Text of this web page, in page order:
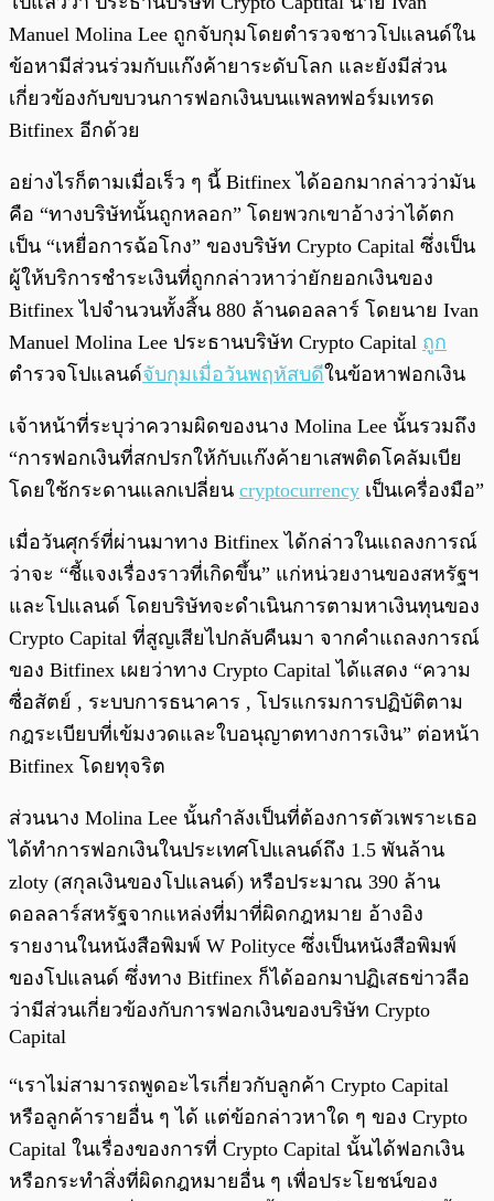
Manuel Molina Lee ถูกจับกุมโดยตำรวจชาวโปแลนด์ใน
ข้อหามีส่วนร่วมกับแก๊งค้ายาระดับโลก และยังมีส่วน
เกี่ยวข้องกับขบวนการฟอกเงินบนแพลทฟอร์มเทรด
Bitfinex อีกด้วย
อย่างไรก็ตามเมื่อเร็ว ๆ นี้ Bitfinex ได้ออกมากล่าวว่ามัน
คือ “ทางบริษัทนั้นถูกหลอก” โดยพวกเขาอ้างว่าได้ตก
เป็น “เหยื่อการฉ้อโกง” ของบริษัท Crypto Capital ซึ่งเป็น
ผู้ให้บริการชำระเงินที่ถูกกล่าวหาว่ายักยอกเงินของ
Bitfinex ไปจำนวนทั้งสิ้น 880 ล้านดอลลาร์ โดยนาย Ivan
Manuel Molina Lee ประธานบริษัท Crypto Capital ถูก
ตำรวจโปแลนด์จับกุมเมื่อวันพฤหัสบดีในข้อหาฟอกเงิน
เจ้าหน้าที่ระบุว่าความผิดของนาง Molina Lee นั้นรวมถึง
“การฟอกเงินที่สกปรกให้กับแก๊งค้ายาเสพติดโคลัมเบีย
โดยใช้กระดานแลกเปลี่ยน cryptocurrency เป็นเครื่องมือ”
เมื่อวันศุกร์ที่ผ่านมาทาง Bitfinex ได้กล่าวในแถลงการณ์
ว่าจะ “ชี้แจงเรื่องราวที่เกิดขึ้น” แก่หน่วยงานของสหรัฐฯ
และโปแลนด์ โดยบริษัทจะดำเนินการตามหาเงินทุนของ
Crypto Capital ที่สูญเสียไปกลับคืนมา จากคำแถลงการณ์
ของ Bitfinex เผยว่าทาง Crypto Capital ได้แสดง “ความ
ซื่อสัตย์ , ระบบการธนาคาร , โปรแกรมการปฏิบัติตาม
กฎระเบียบที่เข้มงวดและใบอนุญาตทางการเงิน” ต่อหน้า
Bitfinex โดยทุจริต
ส่วนนาง Molina Lee นั้นกำลังเป็นที่ต้องการตัวเพราะเธอ
ได้ทำการฟอกเงินในประเทศโปแลนด์ถึง 1.5 พันล้าน
zloty (สกุลเงินของโปแลนด์) หรือประมาณ 390 ล้าน
ดอลลาร์สหรัฐจากแหล่งที่มาที่ผิดกฎหมาย อ้างอิง
รายงานในหนังสือพิมพ์ W Polityce ซึ่งเป็นหนังสือพิมพ์
ของโปแลนด์ ซึ่งทาง Bitfinex ก็ได้ออกมาปฏิเสธข่าวลือ
ว่ามีส่วนเกี่ยวข้องกับการฟอกเงินของบริษัท Crypto
Capital
“เราไม่สามารถพูดอะไรเกี่ยวกับลูกค้า Crypto Capital
หรือลูกค้ารายอื่น ๆ ได้ แต่ข้อกล่าวหาใด ๆ ของ Crypto
Capital ในเรื่องของการที่ Crypto Capital นั้นได้ฟอกเงิน
หรือกระทำสิ่งที่ผิดกฎหมายอื่น ๆ เพื่อประโยชน์ของ